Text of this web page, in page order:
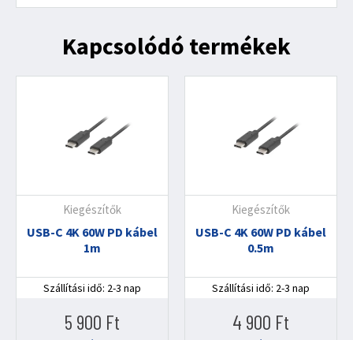
Kapcsolódó termékek
Kiegészítők
USB-C 4K 60W PD kábel
1m
Szállítási idő: 2-3 nap
5 900 Ft
Kiegészítők
USB-C 4K 60W PD kábel
0.5m
Szállítási idő: 2-3 nap
4 900 Ft